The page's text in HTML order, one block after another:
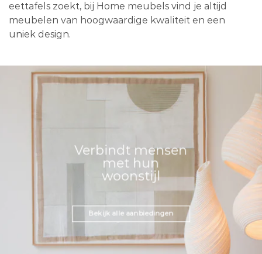
eettafels zoekt, bij Home meubels vind je altijd
meubelen van hoogwaardige kwaliteit en een
uniek design.
Verbindt mensen
met hun
woonstijl
Bekijk alle aanbiedingen